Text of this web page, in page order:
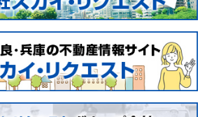
出来ますので、どんな小さな事でも構いません。 是
非一度お問い合わせください。 【スカイリクエスト
の解体工事の費用について詳しく知りたい方はこち
ら】 【対応エリア】 大阪府藤井寺市を中心に羽曳野
市、松原市、富田林市などの南河内地区、東大阪市や
柏原市大阪府全域で解体工事を承っておりま
す。 【サービス内容】 建物解体工事、内装解体工
事、プチ解体、アスベスト調査、アスベスト関連工
事、外構工事、駐車場工事、大規模解体など… 【解